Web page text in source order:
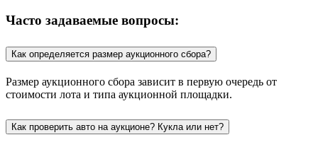
Часто задаваемые вопросы:
Как определяется размер аукционного сбора?
Размер аукционного сбора зависит в первую очередь от
стоимости лота и типа аукционной площадки.
Как проверить авто на аукционе? Кукла или нет?